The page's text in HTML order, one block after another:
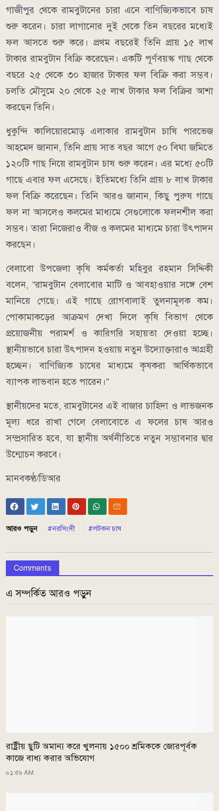
গাজীপুর থেকে রামবুটানের চারা এনে বাণিজ্যিকভাবে চাষ
শুরু করেন। চারা লাগানোর দুই থেকে তিন বছরের মধ্যেই
ফল আসতে শুরু করে। প্রথম বছরেই তিনি প্রায় ১৫ লাখ
টাকার রামবুটান বিক্রি করেছেন। একটি পূর্ণবয়স্ক গাছ থেকে
বছরে ২৫ থেকে ৩০ হাজার টাকার ফল বিক্রি করা সম্ভব।
চলতি মৌসুমে ২০ থেকে ২৫ লাখ টাকার ফল বিক্রির আশা
করছেন তিনি।
ধুকুন্দি কালিয়ােরমোড় এলাকার রামবুটান চাষি পারভেজ
আহমেদ জানান, তিনি প্রায় সাত বছর আগে ৫০ বিঘা জমিতে
১২০টি গাছ নিয়ে রামবুটান চাষ শুরু করেন। এর মধ্যে ৫০টি
গাছে এবার ফল এসেছে। ইতিমধ্যে তিনি প্রায় ৮ লাখ টাকার
ফল বিক্রি করেছেন। তিনি আরও জানান, কিছু পুরুষ গাছে
ফল না আসলেও কলমের মাধ্যমে সেগুলোকে ফলনশীল করা
সম্ভব। তারা নিজেরাও বীজ ও কলমের মাধ্যমে চারা উৎপাদন
করছেন।
বেলাবো উপজেলা কৃষি কর্মকর্তা মহিবুর রহমান সিদ্দিকী
বলেন, “রামবুটান বেলাবোর মাটি ও আবহাওয়ার সঙ্গে বেশ
মানিয়ে গেছে। এই গাছে রোগবালাই তুলনামূলক কম।
পোকামাকড়ের আক্রমণ দেখা দিলে কৃষি বিভাগ থেকে
প্রয়োজনীয় পরামর্শ ও কারিগরি সহায়তা দেওয়া হচ্ছে।
স্থানীয়ভাবে চারা উৎপাদন হওয়ায় নতুন উদ্যোক্তারাও আগ্রহী
হচ্ছেন। বাণিজ্যিক চাষের মাধ্যমে কৃষকরা আর্থিকভাবে
ব্যাপক লাভবান হতে পারেন।”
স্থানীয়দের মতে, রামবুটানের এই বাজার চাহিদা ও লাভজনক
মূল্য ধরে রাখা গেলে বেলাবোতে এ ফলের চাষ আরও
সম্প্রসারিত হবে, যা স্থানীয় অর্থনীতিতে নতুন সম্ভাবনার দ্বার
উন্মোচন করবে।
মানবকণ্ঠ/ডিআর
আরও পড়ুন নরসিংদী লটকন চাষ
Comments
এ সম্পর্কিত আরও পড়ুন
রাষ্ট্রীয় ছুটি অমান্য করে খুলনায় ১৫০০ শ্রমিককে জোরপূর্বক
কাজে বাধ্য করার অভিযোগ
০১:৫৯ AM